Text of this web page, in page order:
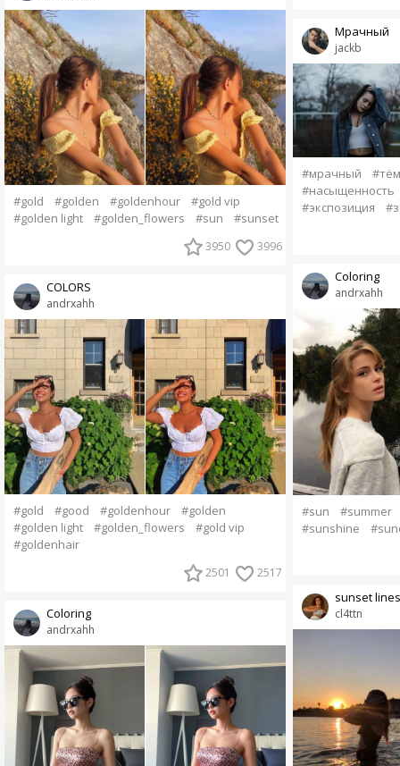
#gold #golden #goldenhour
#gold vip
#golden light
#golden_flowers #sun #sunset
3950 3996
andrxahh
COLORS
#gold #good #goldenhour
#golden
#golden light
#golden_flowers
#gold vip
#goldenhair
2501 2517
andrxahh
Coloring
jackb
Мрачный
#мрачный
#насыщенность
#экспозиция
andrxahh
Coloring
#sun
#summer
#sunshine
cl4ttn
sunset lines